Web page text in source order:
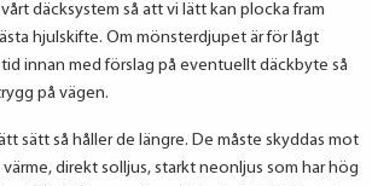
däcksystem så att vi lätt kan plocka fram
hjulskifte. Om mönsterdjupet är för lågt
innan med förslag på eventuellt däckbyte så
på vägen.
sätt så håller de längre. De måste skyddas mot
direkt solljus, starkt neonljus som har hög